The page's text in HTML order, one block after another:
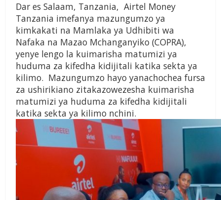
Dar es Salaam, Tanzania, Airtel Money
Tanzania imefanya mazungumzo ya
kimkakati na Mamlaka ya Udhibiti wa
Nafaka na Mazao Mchanganyiko (COPRA),
yenye lengo la kuimarisha matumizi ya
huduma za kifedha kidijitali katika sekta ya
kilimo. Mazungumzo hayo yanachochea fursa
za ushirikiano zitakazowezesha kuimarisha
matumizi ya huduma za kifedha kidijitali
katika sekta ya kilimo nchini.